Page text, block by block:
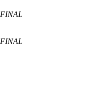
FINAL
FINAL